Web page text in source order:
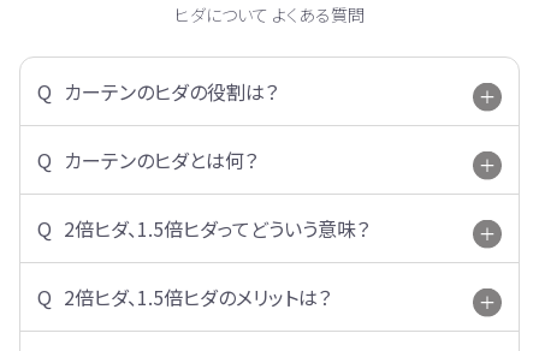
ヒダについて よくある質問
カーテンのヒダの役割は？
カーテンのヒダとは何？
2倍ヒダ、1.5倍ヒダってどういう意味？
2倍ヒダ、1.5倍ヒダのメリットは？